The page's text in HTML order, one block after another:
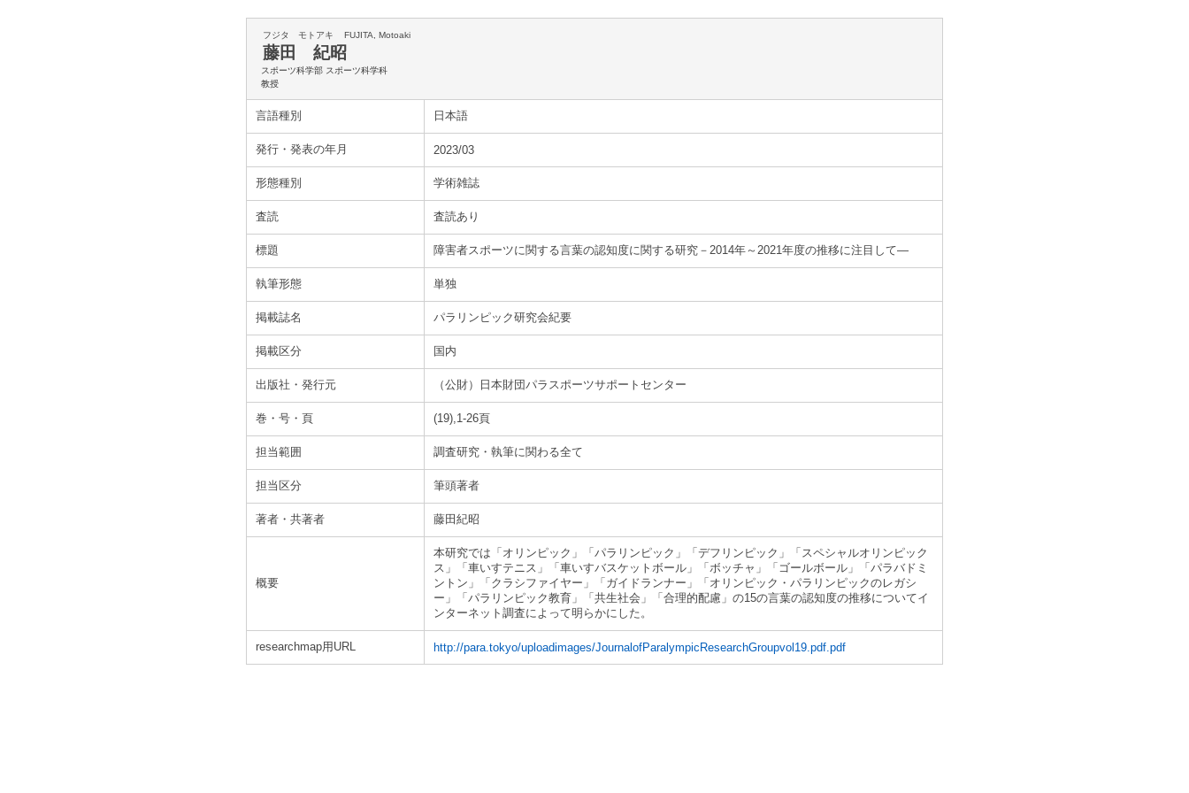
フジタ モトアキ FUJITA, Motoaki
藤田 紀昭
スポーツ科学部 スポーツ科学科
教授
言語種別 日本語
発行・発表の年月 2023/03
形態種別 学術雑誌
査読 査読あり
標題 障害者スポーツに関する言葉の認知度に関する研究－2014年～2021年度の推移に注目して―
執筆形態 単独
掲載誌名 パラリンピック研究会紀要
掲載区分 国内
出版社・発行元 （公財）日本財団パラスポーツサポートセンター
巻・号・頁 (19),1-26頁
担当範囲 調査研究・執筆に関わる全て
担当区分 筆頭著者
著者・共著者 藤田紀昭
概要
本研究では「オリンピック」「パラリンピック」「デフリンピック」「スペシャルオリンピック
ス」「車いすテニス」「車いすバスケットボール」「ボッチャ」「ゴールボール」「パラバドミ
ントン」「クラシファイヤー」「ガイドランナー」「オリンピック・パラリンピックのレガシ
ー」「パラリンピック教育」「共生社会」「合理的配慮」の15の言葉の認知度の推移についてイ
ンターネット調査によって明らかにした。
researchmap用URL http://para.tokyo/uploadimages/JournalofParalympicResearchGroupvol19.pdf.pdf